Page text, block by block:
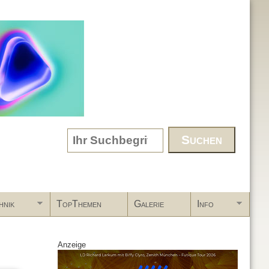
Search form
TopThemen Galerie Info
Anzeige